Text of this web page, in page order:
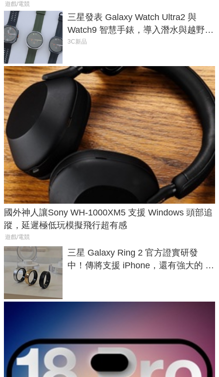
遊戲/電競
三星發表 Galaxy Watch Ultra2 與
Watch9 智慧手錶，導入潛水與越野跑
導航功能
3C新品
國外神人讓Sony WH-1000XM5 支援 Windows 頭部追
蹤，延遲極低玩模擬飛行超有感
遊戲/電競
三星 Galaxy Ring 2 官方證實研發
中！傳將支援 iPhone，還有強大的 AI